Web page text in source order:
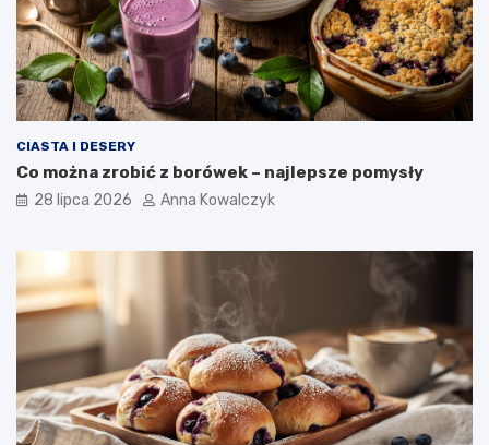
CIASTA I DESERY
Co można zrobić z borówek – najlepsze pomysły
28 lipca 2026 Anna Kowalczyk